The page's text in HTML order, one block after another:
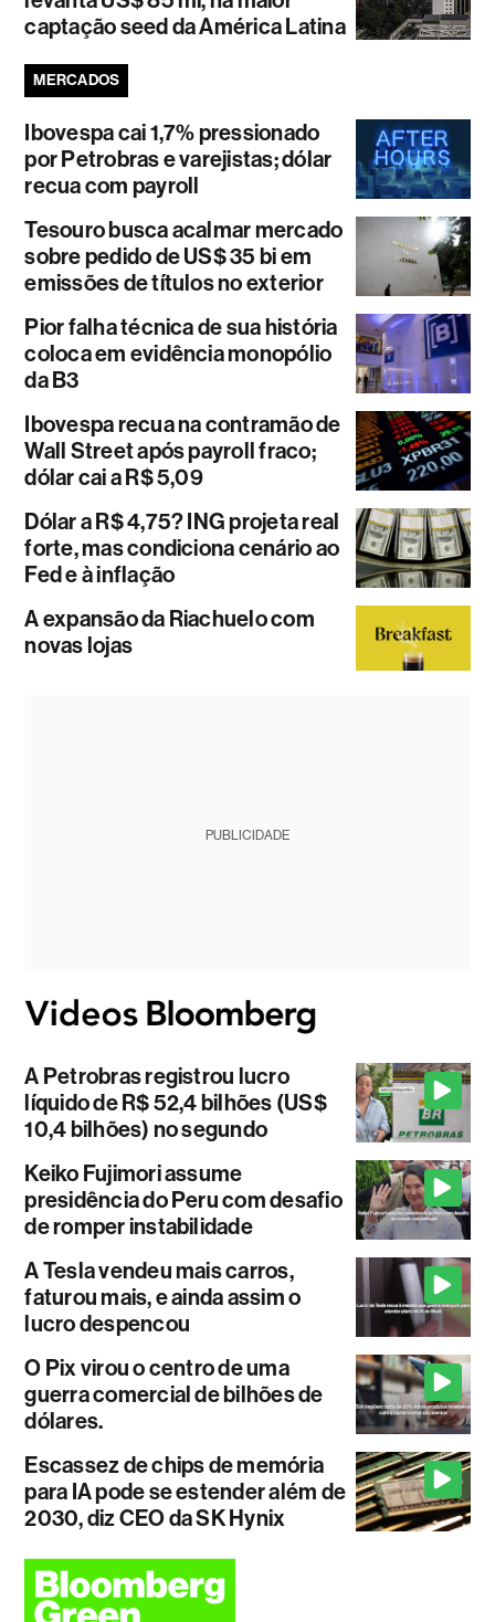
captação seed da América Latina
MERCADOS
Ibovespa cai 1,7% pressionado
por Petrobras e varejistas; dólar
recua com payroll
Tesouro busca acalmar mercado
sobre pedido de US$ 35 bi em
emissões de títulos no exterior
Pior falha técnica de sua história
coloca em evidência monopólio
da B3
Ibovespa recua na contramão de
Wall Street após payroll fraco;
dólar cai a R$ 5,09
Dólar a R$ 4,75? ING projeta real
forte, mas condiciona cenário ao
Fed e à inflação
A expansão da Riachuelo com
novas lojas
PUBLICIDADE
A Petrobras registrou lucro
líquido de R$ 52,4 bilhões (US$
10,4 bilhões) no segundo
Keiko Fujimori assume
presidência do Peru com desafio
de romper instabilidade
A Tesla vendeu mais carros,
faturou mais, e ainda assim o
lucro despencou
O Pix virou o centro de uma
guerra comercial de bilhões de
dólares.
Escassez de chips de memória
para IA pode se estender além de
2030, diz CEO da SK Hynix